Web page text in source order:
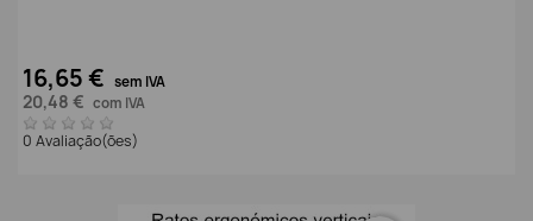
16,65 € sem IVA
20,48 € com IVA
0 Avaliação(ões)